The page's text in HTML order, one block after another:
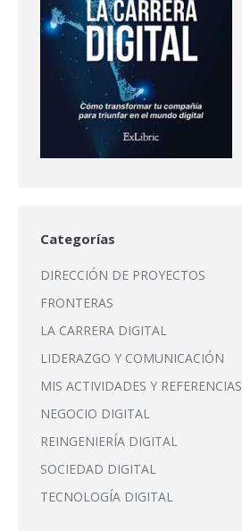
Categorías
DIRECCIÓN DE PROYECTOS
FRONTERAS
LA CARRERA DIGITAL
LIDERAZGO Y COMUNICACIÓN
MIS ACTIVIDADES Y REFERENCIAS
NEGOCIO DIGITAL
REINGENIERÍA DIGITAL
SOCIEDAD DIGITAL
TECNOLOGÍA DIGITAL